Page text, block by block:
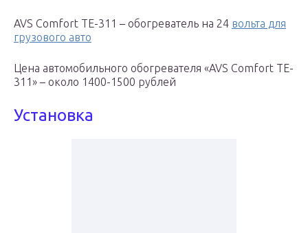
AVS Comfort TE-311 – обогреватель на 24 вольта для
грузового авто
Цена автомобильного обогревателя «AVS Comfort TE-
311» – около 1400-1500 рублей
Установка